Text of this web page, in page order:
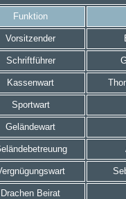
Funktion
Vorsitzender
Schriftführer
Kassenwart
Sportwart
Geländewart
Drachen Beirat